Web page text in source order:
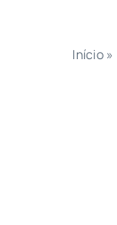
Início»